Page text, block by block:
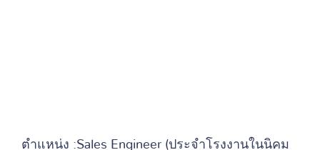
ตำแหน่ง :Sales Engineer (ประจำโรงงานในนิคม